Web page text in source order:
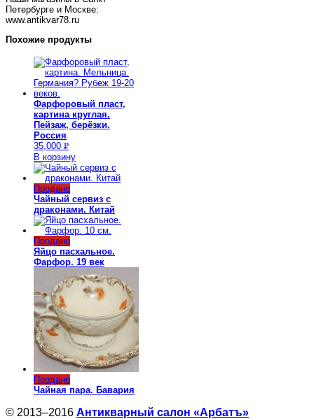
Петербурге и Москве:
www.antikvar78.ru
Похожие продукты
Фарфоровый пласт,
картина круглая.
Пейзаж, берёзки.
Россия
35,000 Р
УБ.
В корзину
Продано
Чайный сервиз с
драконами. Китай
Продано
Яйцо пасхальное.
Фарфор. 19 век
Продано
Чайная пара. Бавария
© 2013–2016 Антикварный салон «Арбатъ»